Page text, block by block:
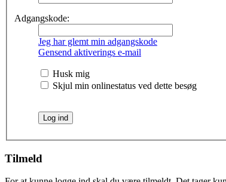
Adgangskode:
Jeg har glemt min adgangskode
Gensend aktiverings e-mail
Husk mig
Skjul min onlinestatus ved dette besøg
Tilmeld